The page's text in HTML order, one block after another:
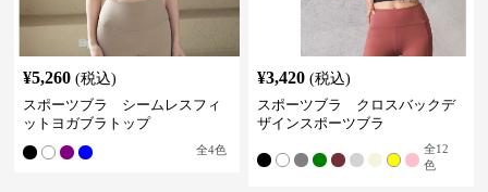
¥5,260 (税込)
スポーツブラ シームレスフィ
ットヨガブラトップ
全4色
¥3,420 (税込)
スポーツブラ クロスバックデ
ザインスポーツブラ
全12
色